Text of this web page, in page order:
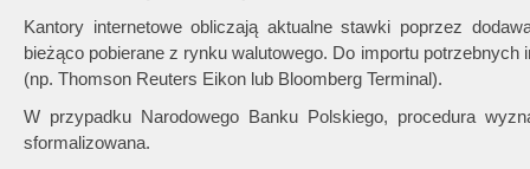
Kantory internetowe obliczają aktualne stawki poprzez
bieżąco pobierane z rynku walutowego. Do importu
(np. Thomson Reuters Eikon lub Bloomberg Terminal).
W przypadku Narodowego Banku Polskiego, procedura
sformalizowana.